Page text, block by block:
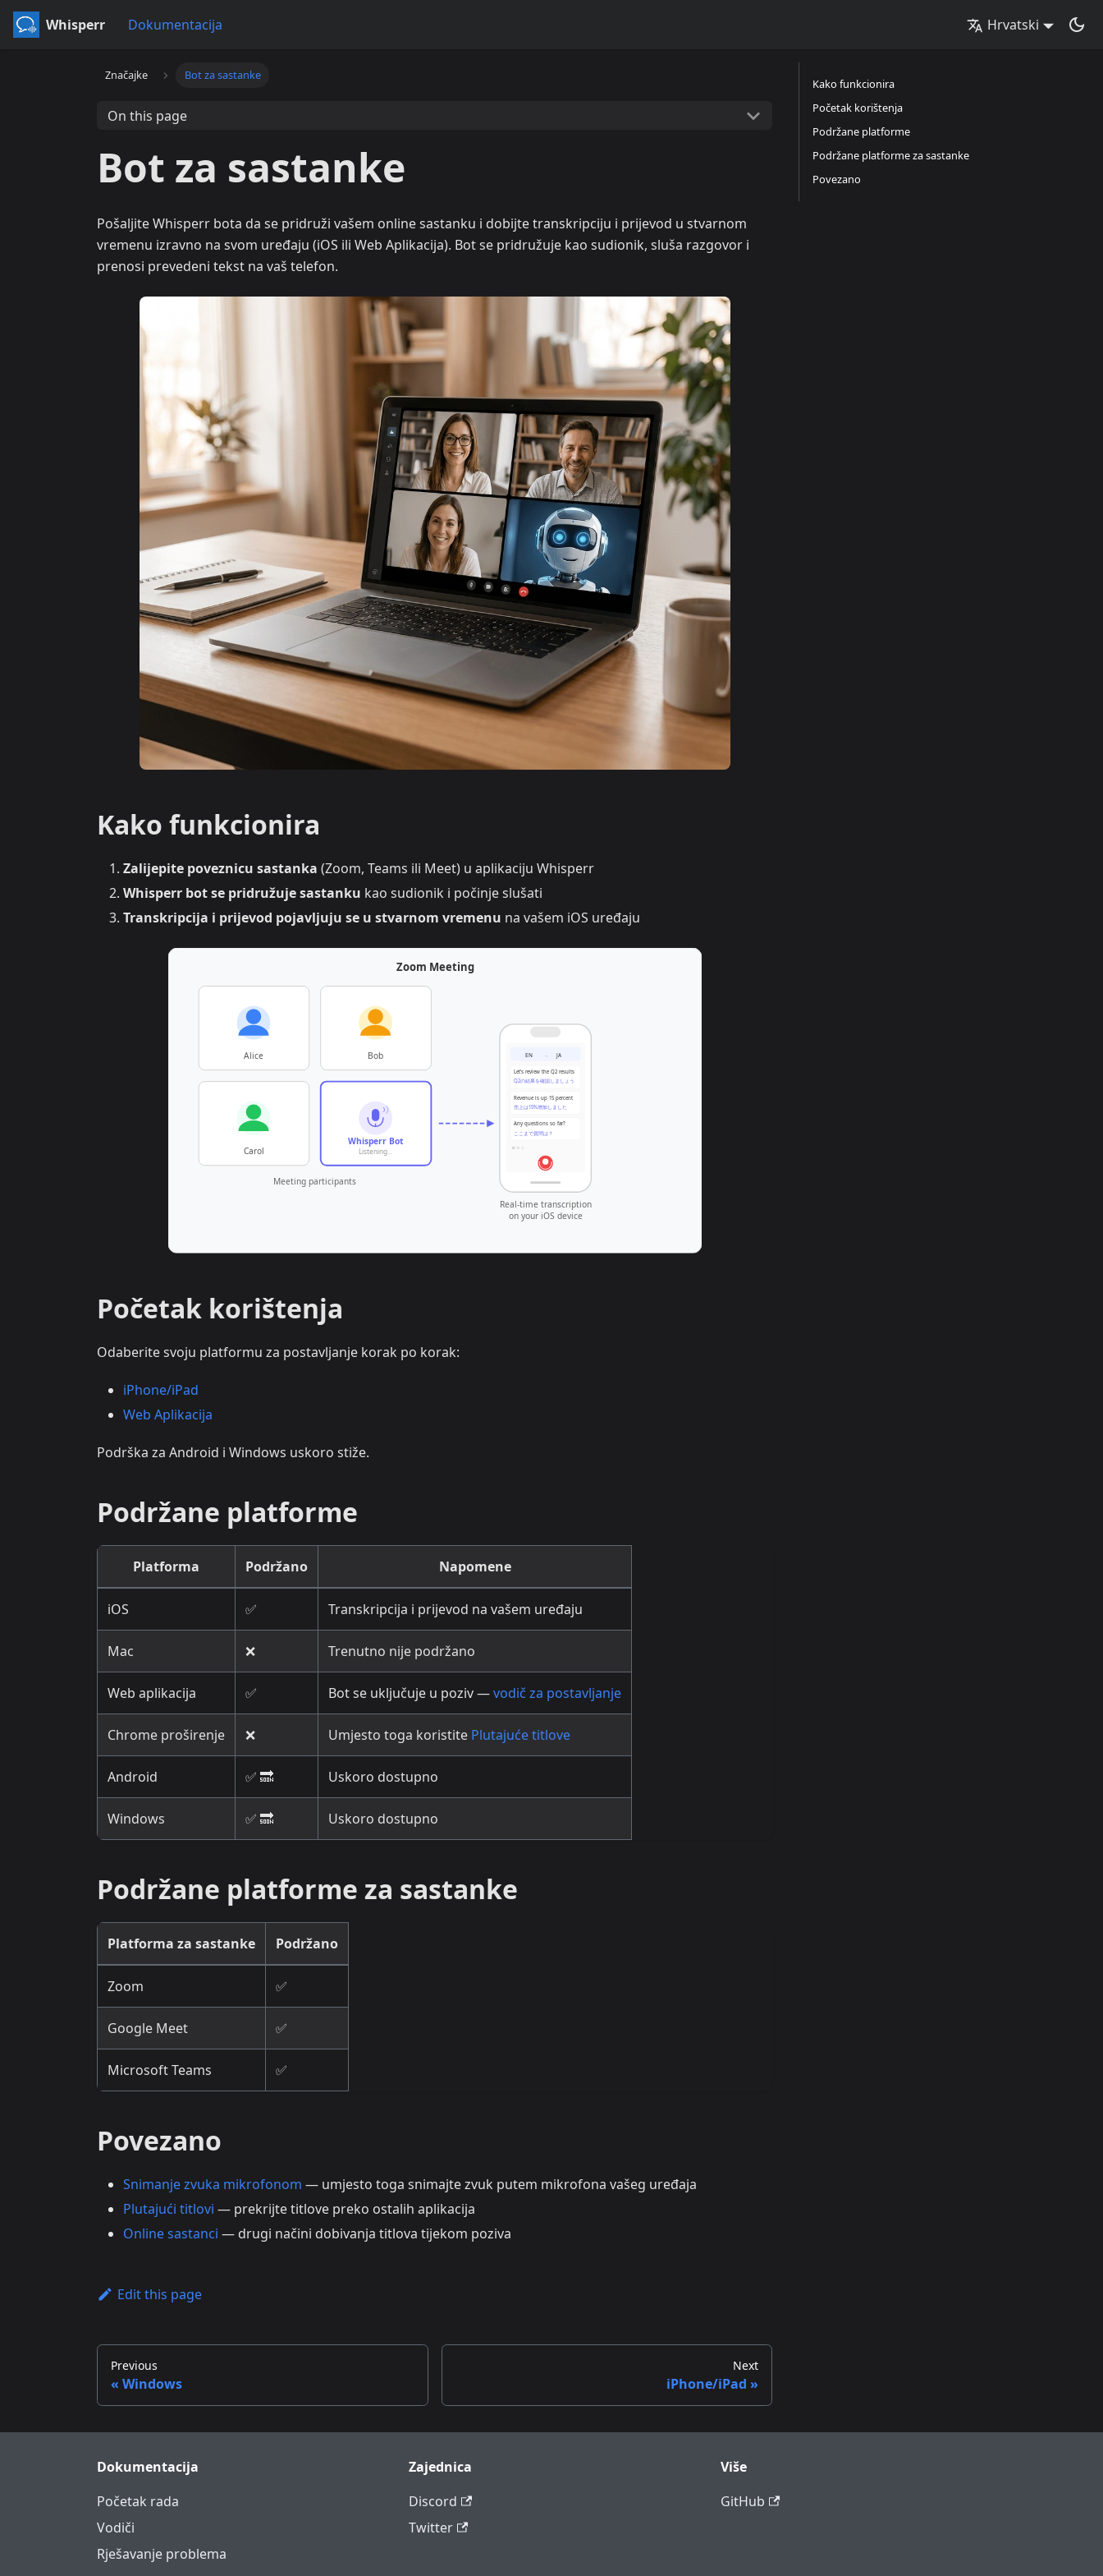
Whisperr Dokumentacija Hrvatski
Značajke Bot za sastanke
On this page
Bot za sastanke
Pošaljite Whisperr bota da se pridruži vašem online sastanku i dobijte transkripciju i prijevod u stvarnom
vremenu izravno na svom uređaju (iOS ili Web Aplikacija). Bot se pridružuje kao sudionik, sluša razgovor i
prenosi prevedeni tekst na vaš telefon.
Kako funkcionira
Zalijepite poveznicu sastanka (Zoom, Teams ili Meet) u aplikaciju Whisperr
Whisperr bot se pridružuje sastanku kao sudionik i počinje slušati
Transkripcija i prijevod pojavljuju se u stvarnom vremenu na vašem iOS uređaju
Početak korištenja
Odaberite svoju platformu za postavljanje korak po korak:
iPhone/iPad
Web Aplikacija
Podrška za Android i Windows uskoro stiže.
Podržane platforme
Platforma Podržano Napomene
iOS ✅ Transkripcija i prijevod na vašem uređaju
Mac ❌ Trenutno nije podržano
Web aplikacija ✅ Bot se uključuje u poziv —vodič za postavljanje
Chrome proširenje ❌ Umjesto toga koristite Plutajuće titlove
Android ✅ 🔜 Uskoro dostupno
Windows ✅ 🔜 Uskoro dostupno
Podržane platforme za sastanke
Platforma za sastanke Podržano
Zoom ✅
Google Meet ✅
Microsoft Teams ✅
Povezano
Snimanje zvuka mikrofonom — umjesto toga snimajte zvuk putem mikrofona vašeg uređaja
Plutajući titlovi — prekrijte titlove preko ostalih aplikacija
Online sastanci — drugi načini dobivanja titlova tijekom poziva
Edit this page
Previous
Windows
Next
iPhone/iPad
Kako funkcionira
Početak korištenja
Podržane platforme
Podržane platforme za sastanke
Povezano
Dokumentacija
Početak rada
Vodiči
Rješavanje problema
Zajednica
Discord
Twitter
Više
GitHub